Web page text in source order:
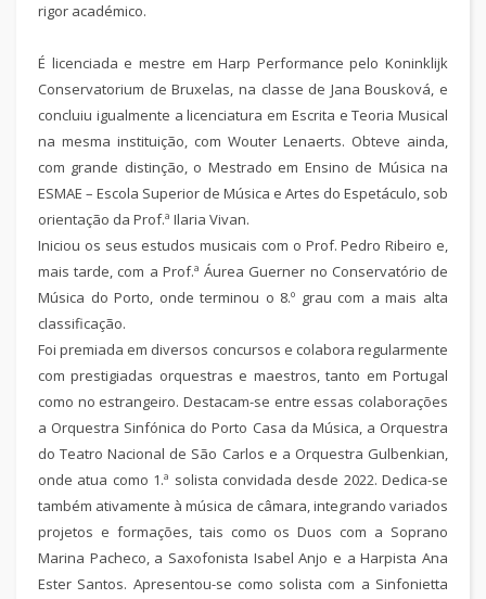
rigor académico.
É licenciada e mestre em Harp Performance pelo Koninklijk
Conservatorium de Bruxelas, na classe de Jana Bousková, e
concluiu igualmente a licenciatura em Escrita e Teoria Musical
na mesma instituição, com Wouter Lenaerts. Obteve ainda,
com grande distinção, o Mestrado em Ensino de Música na
ESMAE – Escola Superior de Música e Artes do Espetáculo, sob
orientação da Prof.ª Ilaria Vivan.
Iniciou os seus estudos musicais com o Prof. Pedro Ribeiro e,
mais tarde, com a Prof.ª Áurea Guerner no Conservatório de
Música do Porto, onde terminou o 8.º grau com a mais alta
classificação.
Foi premiada em diversos concursos e colabora regularmente
com prestigiadas orquestras e maestros, tanto em Portugal
como no estrangeiro. Destacam-se entre essas colaborações
a Orquestra Sinfónica do Porto Casa da Música, a Orquestra
do Teatro Nacional de São Carlos e a Orquestra Gulbenkian,
onde atua como 1.ª solista convidada desde 2022. Dedica-se
também ativamente à música de câmara, integrando variados
projetos e formações, tais como os Duos com a Soprano
Marina Pacheco, a Saxofonista Isabel Anjo e a Harpista Ana
Ester Santos. Apresentou-se como solista com a Sinfonietta